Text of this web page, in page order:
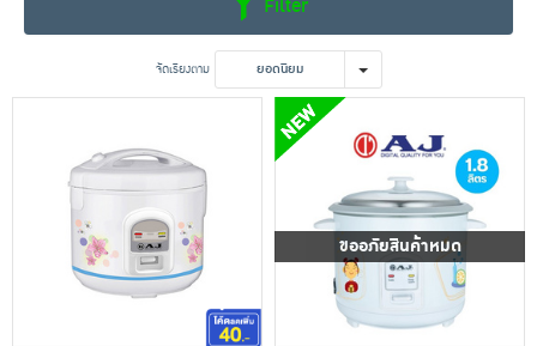
ขนมขบเคี้ยว และช็อคโกแลต
อาหารสด ผัก ผลไม้และเบเกอรี่
Filter
จัดเรียงตาม ยอดนิยม
ขออภัยสินค้าหมด